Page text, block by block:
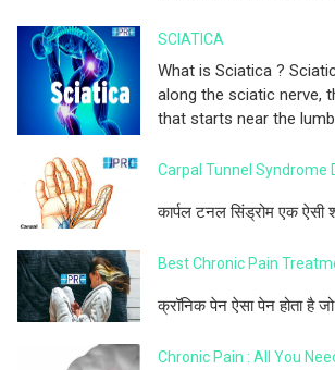
SCIATICA
What is Sciatica ?
along the sciatic nerve,
that starts near the
Carpal Tunnel Syndrome
कार्पल टनल सिंड्रोम एक ऐसी
Best Chronic Pain
क्रॉनिक पेन ऐसा पेन होता है जो
Chronic Pain : All You